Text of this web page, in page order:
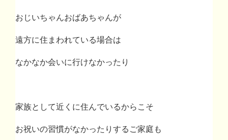
おじいちゃんおばあちゃんが
遠方に住まわれている場合は
なかなか会いに行けなかったり
家族として近くに住んでいるからこそ
お祝いの習慣がなかったりするご家庭も